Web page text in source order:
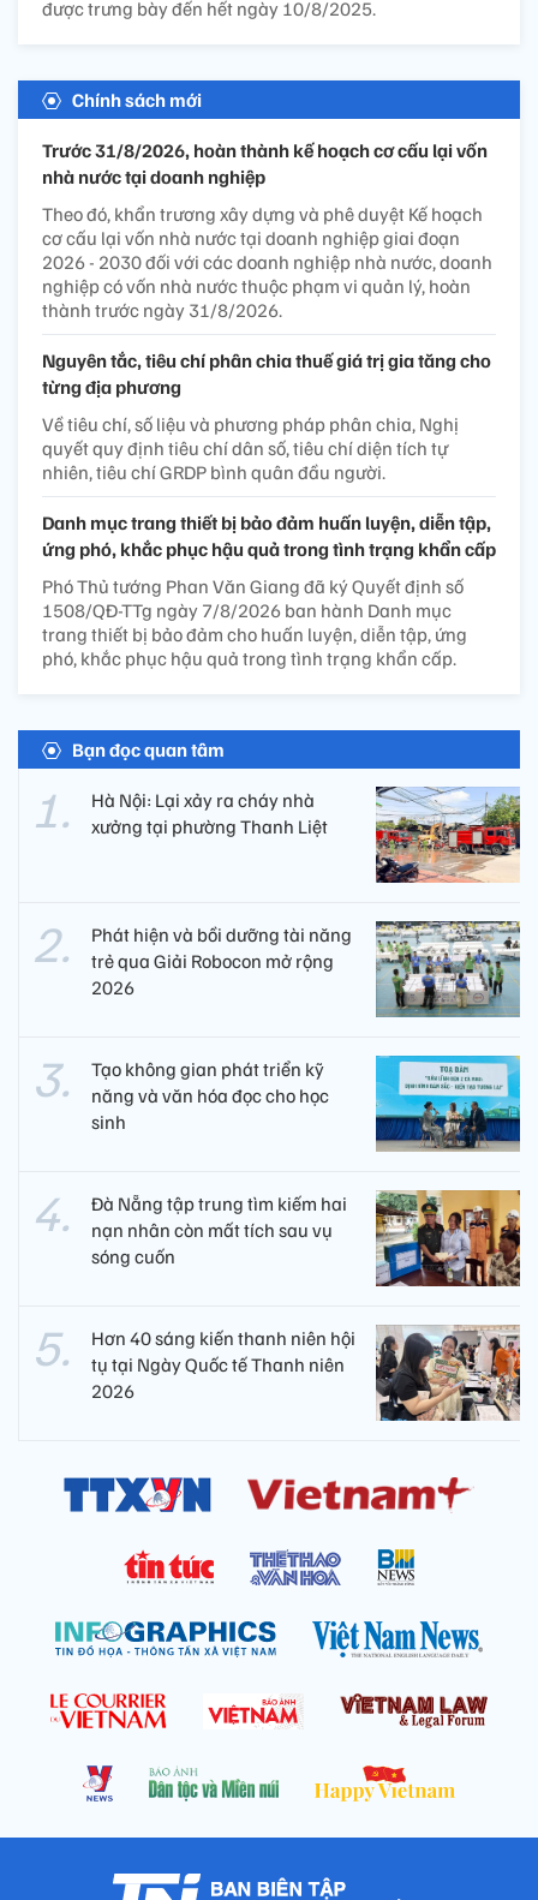
được trưng bày đến hết ngày 10/8/2025.
Chính sách mới
Trước 31/8/2026, hoàn thành kế hoạch cơ cấu lại vốn
nhà nước tại doanh nghiệp
Theo đó, khẩn trương xây dựng và phê duyệt Kế hoạch
cơ cấu lại vốn nhà nước tại doanh nghiệp giai đoạn
2026 - 2030 đối với các doanh nghiệp nhà nước, doanh
nghiệp có vốn nhà nước thuộc phạm vi quản lý, hoàn
thành trước ngày 31/8/2026.
Nguyên tắc, tiêu chí phân chia thuế giá trị gia tăng cho
từng địa phương
Về tiêu chí, số liệu và phương pháp phân chia, Nghị
quyết quy định tiêu chí dân số, tiêu chí diện tích tự
nhiên, tiêu chí GRDP bình quân đầu người.
Danh mục trang thiết bị bảo đảm huấn luyện, diễn tập,
ứng phó, khắc phục hậu quả trong tình trạng khẩn cấp
Phó Thủ tướng Phan Văn Giang đã ký Quyết định số
1508/QĐ-TTg ngày 7/8/2026 ban hành Danh mục
trang thiết bị bảo đảm cho huấn luyện, diễn tập, ứng
phó, khắc phục hậu quả trong tình trạng khẩn cấp.
Bạn đọc quan tâm
Hà Nội: Lại xảy ra cháy nhà
xưởng tại phường Thanh Liệt
Phát hiện và bồi dưỡng tài năng
trẻ qua Giải Robocon mở rộng
2026
Tạo không gian phát triển kỹ
năng và văn hóa đọc cho học
sinh
Đà Nẵng tập trung tìm kiếm hai
nạn nhân còn mất tích sau vụ
sóng cuốn
Hơn 40 sáng kiến thanh niên hội
tụ tại Ngày Quốc tế Thanh niên
2026